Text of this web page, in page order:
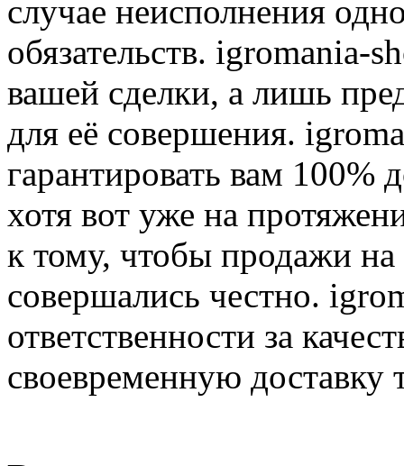
случае неисполнения
обязательств. igromania-
вашей сделки, а лишь
для её совершения.
гарантировать вам 100%
хотя вот уже на
к тому, чтобы продажи
совершались честно.
ответственности за
своевременную доставку